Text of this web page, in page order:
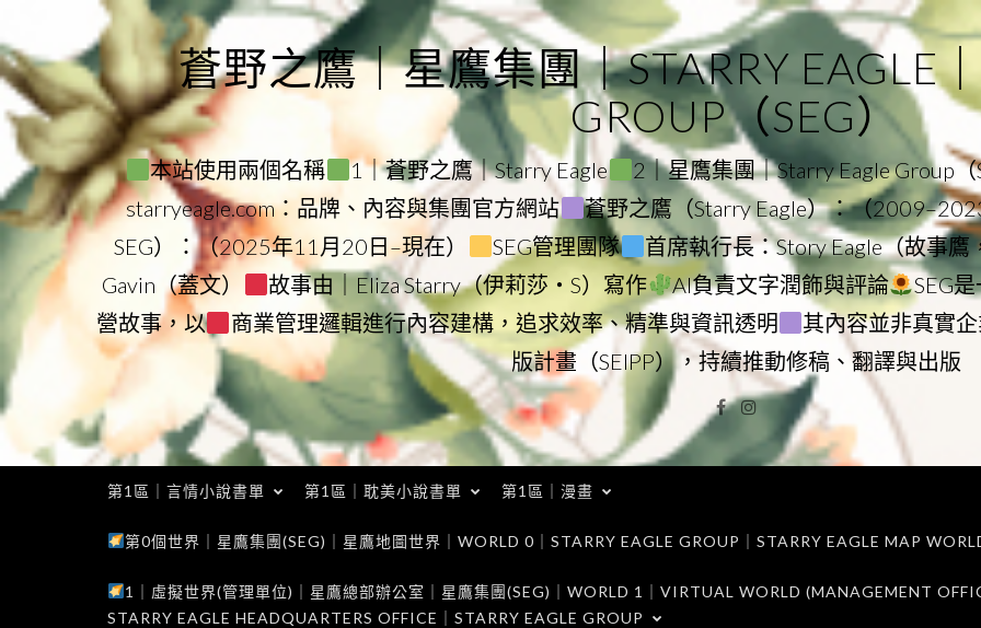
to
content
蒼野之鷹｜星鷹集團｜STARRY EAGLE
GROUP（SEG）
本站使用兩個名稱 1｜蒼野之鷹｜Starry Eagle 2｜星鷹集團｜Starry Eagle Group（
starryeagle.com：品牌、內容與集團官方網站
蒼野之鷹（Starry Eagle）：（
SEG）：（2025年11月20日–現在）
SEG管理團隊 首席執行長：Story Eagle（故事鷹
Gavin（蓋文）
故事由｜Eliza Starry（伊莉莎・S）寫作 AI負責文字潤飾與評論
SEG
營故事，以
商業管理邏輯進行內容建構，追求效率、精準與資訊透明 其內容並非真實
版計畫（SEIPP），持續推動修稿、翻譯與出版
Facebook
Instagram
第1區｜言情小說書單 第1區｜耽美小說書單 第1區｜漫畫
第0個世界｜星鷹集團(SEG)｜星鷹地圖世界｜WORLD 0｜STARRY EAGLE GROUP｜STARRY EAGLE MAP
1｜虛擬世界(管理單位)｜星鷹總部辦公室｜星鷹集團(SEG)｜WORLD 1｜VIRTUAL WORLD (MANAGEMENT
STARRY EAGLE HEADQUARTERS OFFICE｜STARRY EAGLE GROUP